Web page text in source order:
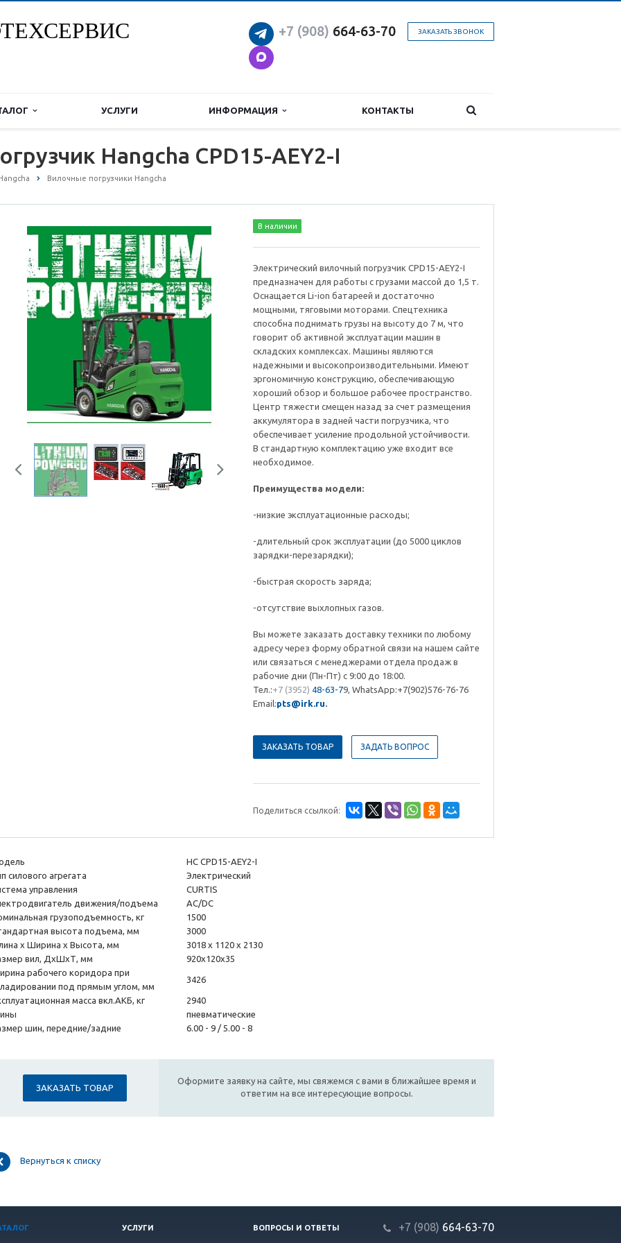
ЗАКАЗАТЬ ЗВОНОК
+7 (908) 664-63-70
УСЛУГИ ИНФОРМАЦИЯ КОНТАКТЫ
Hangcha CPD15-AEY2-I
Вилочные погрузчики Hangcha
Previous Next
В наличии
Электрический вилочный погрузчик CPD15-AEY2-I
предназначен для работы с грузами массой до 1,5 т.
Оснащается Li-ion батареей и достаточно
мощными, тяговыми моторами. Спецтехника
способна поднимать грузы на высоту до 7 м, что
говорит об активной эксплуатации машин в
складских комплексах. Машины являются
надежными и высокопроизводительными. Имеют
эргономичную конструкцию, обеспечивающую
хороший обзор и большое рабочее пространство.
Центр тяжести смещен назад за счет размещения
аккумулятора в задней части погрузчика, что
обеспечивает усиление продольной устойчивости.
В стандартную комплектацию уже входит все
необходимое.
Преимущества модели:
-низкие эксплуатационные расходы;
-длительный срок эксплуатации (до 5000 циклов
зарядки-перезарядки);
-быстрая скорость заряда;
-отсутствие выхлопных газов.
Вы можете заказать доставку техники по любому
адресу через форму обратной связи на нашем сайте
или связаться с менеджерами отдела продаж в
рабочие дни (Пн-Пт) с 9:00 до 18:00.
Тел.:+7 (3952) 48-63-79, WhatsApp:+7(902)576-76-76
Email:pts@irk.ru.
ЗАКАЗАТЬ ТОВАР ЗАДАТЬ ВОПРОС
Поделиться ссылкой:
HC CPD15-AEY2-I
силового агрегата
Электрический
управления
CURTIS
движения/подъема
AC/DC
грузоподъемность, кг
1500
высота подъема, мм
3000
x Ширина x Высота, мм
3018 х 1120 х 2130
вил, ДxШxТ, мм
920x120x35
рабочего коридора при
под прямым углом, мм
3426
масса вкл.АКБ, кг
2940
пневматические
шин, передние/задние
6.00 - 9 / 5.00 - 8
ЗАКАЗАТЬ ТОВАР
Оформите заявку на сайте, мы свяжемся с вами в ближайшее время и
ответим на все интересующие вопросы.
Вернуться к списку
УСЛУГИ ВОПРОСЫ И ОТВЕТЫ +7 (908) 664-63-70